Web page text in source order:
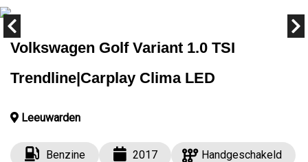
Volkswagen Golf Variant 1.0 TSI
Trendline|Carplay Clima LED
Leeuwarden
Benzine 2017
Handgeschakeld